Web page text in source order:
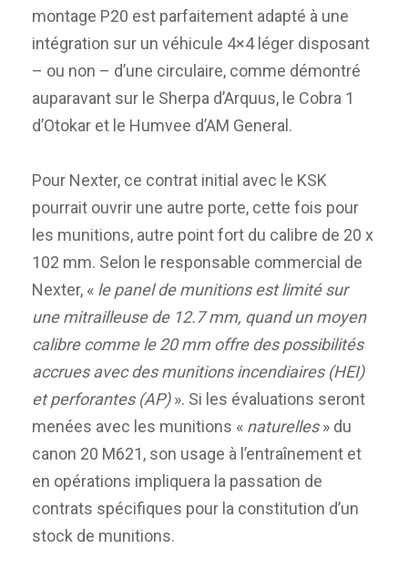
montage P20 est parfaitement adapté à une
intégration sur un véhicule 4×4 léger disposant
– ou non – d’une circulaire, comme démontré
auparavant sur le Sherpa d’Arquus, le Cobra 1
d’Otokar et le Humvee d’AM General.
Pour Nexter, ce contrat initial avec le KSK
pourrait ouvrir une autre porte, cette fois pour
les munitions, autre point fort du calibre de 20 x
102 mm. Selon le responsable commercial de
Nexter, « le panel de munitions est limité sur
une mitrailleuse de 12.7 mm, quand un moyen
calibre comme le 20 mm offre des possibilités
accrues avec des munitions incendiaires (HEI)
et perforantes (AP)». Si les évaluations seront
menées avec les munitions « naturelles» du
canon 20 M621, son usage à l’entraînement et
en opérations impliquera la passation de
contrats spécifiques pour la constitution d’un
stock de munitions.